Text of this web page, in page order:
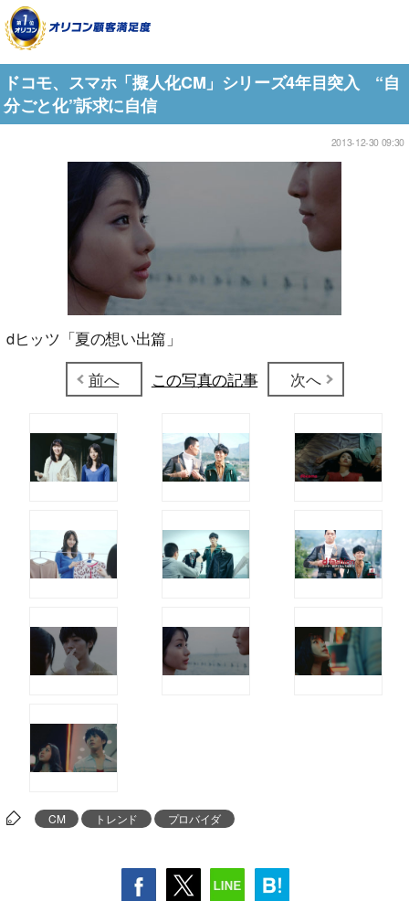
ドコモ、スマホ「擬人化CM」シリーズ4年目突入 “自
分ごと化”訴求に自信
2013-12-30 09:30
dヒッツ「夏の想い出篇」
前へ
この写真の記事 次へ
CM トレンド プロバイダ